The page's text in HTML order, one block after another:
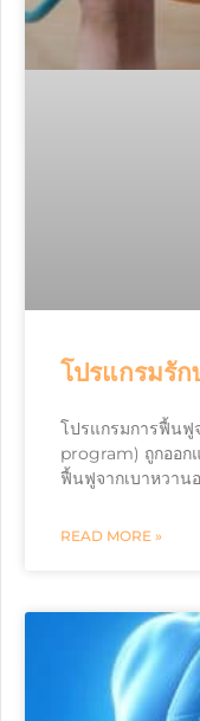
โปรแกรมรัก
โปรแกรมการฟื้นฟู
program) ถูกออก
ฟื้นฟูจากเบาหวาน
READ MORE »